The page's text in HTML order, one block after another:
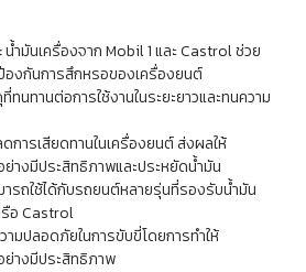
น้ำมันเครื่องจาก Mobil 1 และ Castrol ช่วย
องกันการสึกหรอของเครื่องยนต์
นทานต่อการใช้งานในระยะยาวและทนความ
การเสียดทานในเครื่องยนต์ ส่งผลให้
ย่างมีประสิทธิภาพและประหยัดน้ำมัน
ารถใช้ได้กับรถยนต์หลายรุ่นที่รองรับน้ำมัน
รือ Castrol
ามปลอดภัยในการขับขี่โดยการทำให้
ย่างมีประสิทธิภาพ